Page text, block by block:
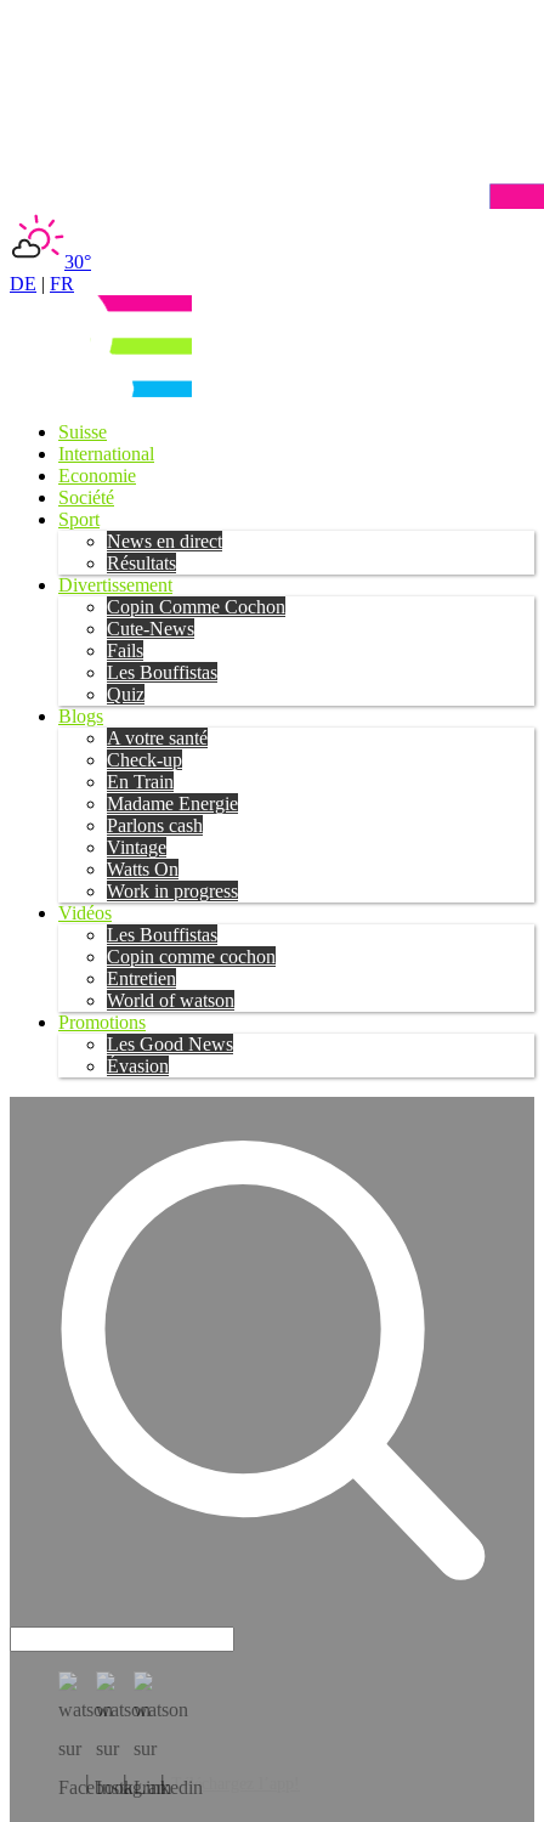
30°
DE | FR
Suisse
International
Economie
Société
Sport
News en direct
Résultats
Divertissement
Copin Comme Cochon
Cute-News
Fails
Les Bouffistas
Quiz
Blogs
A votre santé
Check-up
En Train
Madame Energie
Parlons cash
Vintage
Watts On
Work in progress
Vidéos
Les Bouffistas
Copin comme cochon
Entretien
World of watson
Promotions
Les Good News
Évasion
Téléchargez l’app!